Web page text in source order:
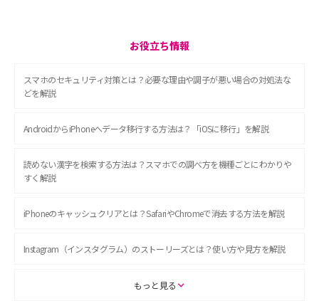
お役立ち情報
スマホのセキュリティ対策とは？必要な理由や調子が悪い場合の対処法な
どを解説
AndroidからiPhoneへデータ移行する方法は？「iOSに移行」を解説
読めない漢字を検索する方法は？スマホでの調べ方を機種ごとにわかりや
すく解説
iPhoneのキャッシュクリアとは？SafariやChromeで消去する方法を解説
Instagram（インスタグラム）のストーリーズとは？使い方や見方を解説
ASMRとは？初心者向けの代表ジャンルや楽しみ方を解説
もっと見る